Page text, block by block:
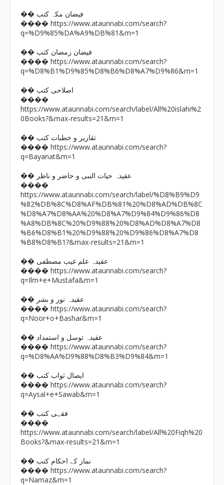
�� فیضان مکہ کتب
���� https://www.ataunnabi.com/search?
q=%D9%85%DA%A9%DB%81&m=1
�� فیضان رمضان کتب
���� https://www.ataunnabi.com/search?
q=%D8%B1%D9%85%D8%B6%D8%A7%D9%86&m=1
�� اصلاحی کتب
����
https://www.ataunnabi.com/search/label/All%20islahi%2
0Books?&max-results=21&m=1
�� تقاریر و خطبات کتب
���� https://www.ataunnabi.com/search?
q=Bayanat&m=1
�� عقیدہ حیات النبی و حاضر و ناظر
����
https://www.ataunnabi.com/search/label/%D8%B9%D9
%82%DB%8C%D8%AF%DB%81%20%D8%AD%DB%8C
%D8%A7%D8%AA%20%D8%A7%D9%84%D9%86%D8
%A8%DB%8C%20%D9%88%20%D8%AD%D8%A7%D8
%B6%D8%B1%20%D9%88%20%D9%86%D8%A7%D8
%B8%D8%B1?&max-results=21&m=1
�� عقیدہ علم غیب مصطفی
���� https://www.ataunnabi.com/search?
q=Ilm+e+Mustafa&m=1
�� عقیدہ نور و بشر
���� https://www.ataunnabi.com/search?
q=Noor+o+Bashar&m=1
�� عقیدہ توسل و استمداد
���� https://www.ataunnabi.com/search?
q=%D8%AA%D9%88%D8%B3%D9%84&m=1
�� ایصال ثواب کتب
���� https://www.ataunnabi.com/search?
q=Aysal+e+Sawab&m=1
�� فقہی کتب
����
https://www.ataunnabi.com/search/label/All%20Fiqh%20
Books?&max-results=21&m=1
�� نماز کے احکام کتب
���� https://www.ataunnabi.com/search?
q=Namaz&m=1